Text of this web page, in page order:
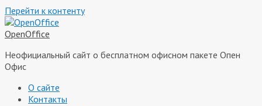
Перейти к контенту
OpenOffice
Неофициальный сайт о бесплатном офисном пакете Опен
Офис
О сайте
Контакты